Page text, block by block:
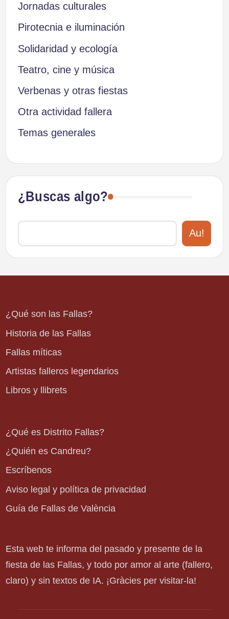
Jornadas culturales
Pirotecnia e iluminación
Solidaridad y ecología
Teatro, cine y música
Verbenas y otras fiestas
Otra actividad fallera
Temas generales
¿Buscas algo?
Au!
¿Qué son las Fallas?
Historia de las Fallas
Fallas míticas
Artistas falleros legendarios
Libros y llibrets
¿Qué es Distrito Fallas?
¿Quién es Candreu?
Escríbenos
Aviso legal y política de privacidad
Guía de Fallas de València
Esta web te informa del pasado y presente de la
fiesta de las Fallas, y todo por amor al arte (fallero,
claro) y sin textos de IA. ¡Gràcies per visitar-la!